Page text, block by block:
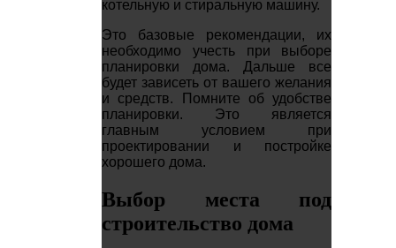
котельную и стиральную машину.
Это базовые рекомендации, их
необходимо учесть при выборе
планировки дома. Дальше все
будет зависеть от вашего желания
и средств. Помните об удобстве
планировки. Это является
главным условием при
проектировании и постройке
хорошего дома.
Выбор места под
строительство дома